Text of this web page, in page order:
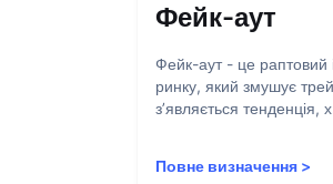
Фейк-аут
Фейк-аут - це раптовий
ринку, який змушує
з’являється тенденція,
Повне визначення >